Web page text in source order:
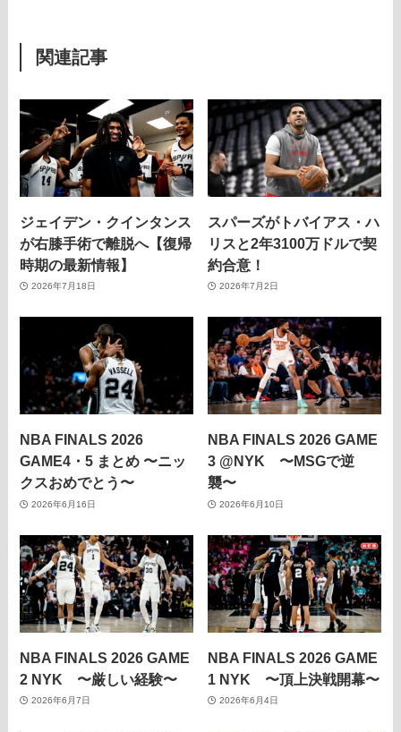
関連記事
ジェイデン・クインタンス
が右膝手術で離脱へ【復帰
時期の最新情報】
2026年7月18日
スパーズがトバイアス・ハ
リスと2年3100万ドルで契
約合意！
2026年7月2日
NBA FINALS 2026
GAME4・5 まとめ 〜ニッ
クスおめでとう〜
2026年6月16日
NBA FINALS 2026 GAME
3 @NYK 〜MSGで逆
襲〜
2026年6月10日
NBA FINALS 2026 GAME
2 NYK 〜厳しい経験〜
2026年6月7日
NBA FINALS 2026 GAME
1 NYK 〜頂上決戦開幕〜
2026年6月4日